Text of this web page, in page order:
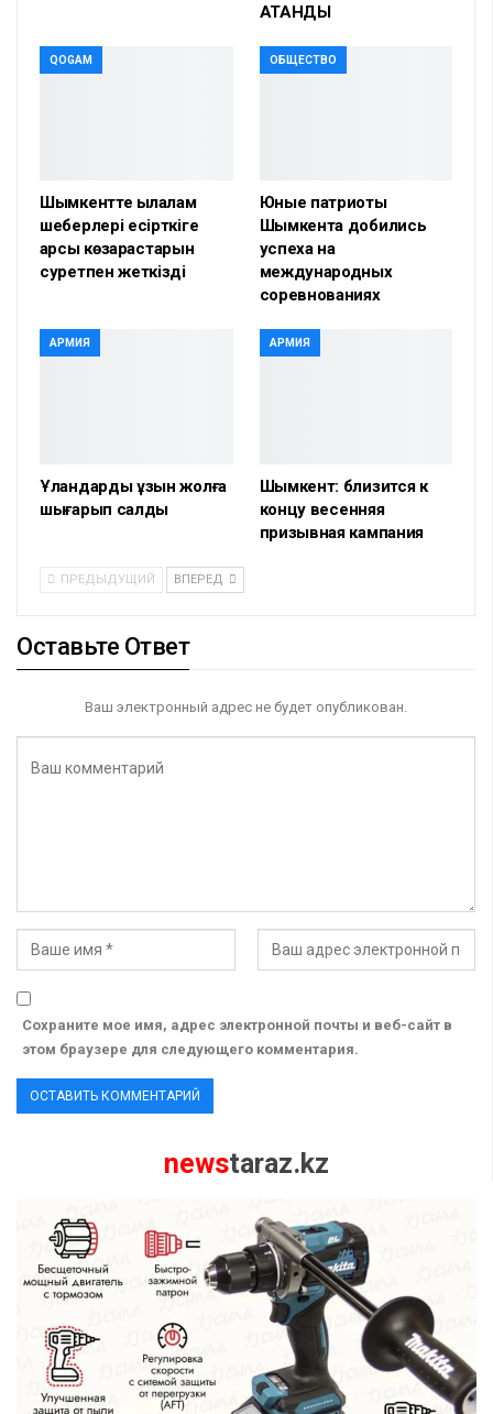
АТАНДЫ
QOGAM
Шымкентте қылқалам
шеберлері есірткіге
қарсы көзқарастарын
суретпен жеткізді
ОБЩЕСТВО
Юные патриоты
Шымкента добились
успеха на
международных
соревнованиях
АРМИЯ
Ұландарды ұзын жолға
шығарып салды
АРМИЯ
Шымкент: близится к
концу весенняя
призывная кампания
ПРЕДЫДУЩИЙ ВПЕРЕД
Оставьте Ответ
Ваш электронный адрес не будет опубликован.
Сохраните мое имя, адрес электронной почты и веб-сайт в
этом браузере для следующего комментария.
newstaraz.kz